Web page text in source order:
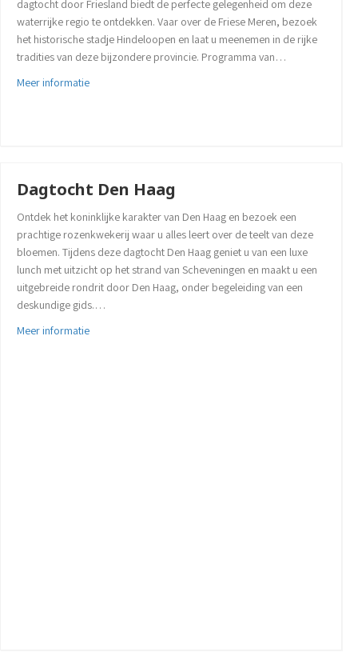
dagtocht door Friesland biedt de perfecte gelegenheid om deze
waterrijke regio te ontdekken. Vaar over de Friese Meren, bezoek
het historische stadje Hindeloopen en laat u meenemen in de rijke
tradities van deze bijzondere provincie. Programma van…
Meer informatieabout Dagtocht Friese meren
Dagtocht Den Haag
Ontdek het koninklijke karakter van Den Haag en bezoek een
prachtige rozenkwekerij waar u alles leert over de teelt van deze
bloemen. Tijdens deze dagtocht Den Haag geniet u van een luxe
lunch met uitzicht op het strand van Scheveningen en maakt u een
uitgebreide rondrit door Den Haag, onder begeleiding van een
deskundige gids.…
Meer informatieabout Dagtocht Den Haag